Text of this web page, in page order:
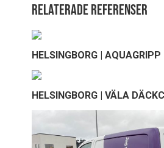
Relaterade referenser
HELSINGBORG | AQUAGRIPP
HELSINGBORG | VÄLA